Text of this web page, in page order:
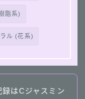
脂系)
ル (花系)
はCジャスミン